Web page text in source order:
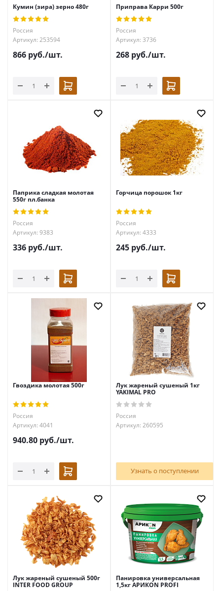
Кумин (зира) зерно 480г
Россия
Артикул: 253594
866 руб./шт.
Приправа Карри 500г
Россия
Артикул: 3736
268 руб./шт.
Паприка сладкая молотая
550г пл.банка
Россия
Артикул: 9383
336 руб./шт.
Горчица порошок 1кг
Россия
Артикул: 4333
245 руб./шт.
Гвоздика молотая 500г
Россия
Артикул: 4041
940.80 руб./шт.
Лук жареный сушеный 1кг
YAKIMAL PRO
Россия
Артикул: 260595
Узнать о поступлении
Лук жареный сушеный 500г
INTER FOOD GROUP
Панировка универсальная
1,5кг АРИКON PROFI